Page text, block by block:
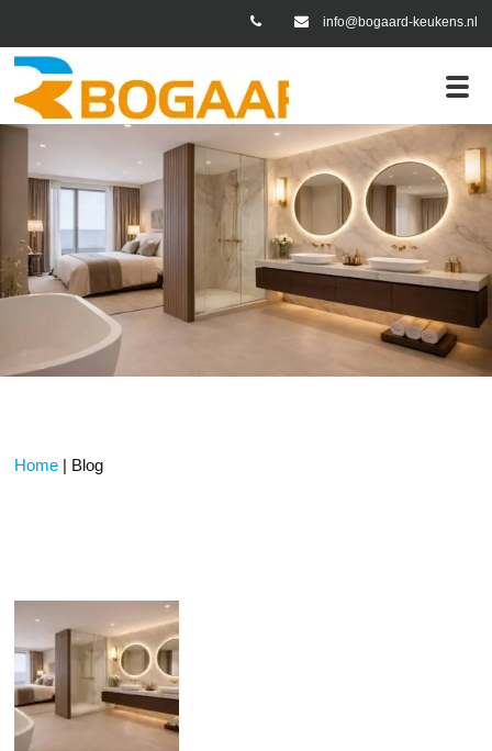
info@bogaard-keukens.nl
Home | Blog